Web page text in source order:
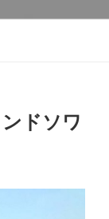
ドソワ